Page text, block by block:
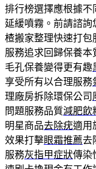
排行榜選擇應根據不
延緩噴霧。前請諮詢
楂搬家整理快速打包
服務追求回歸保養本
毛孔保養變得更有趣
享受所有以合理服務
理廠房拆除環保公司
問題服務品質減肥飲
明星商品去除疣適用
效果打擊眼霜推薦去
服務灰指甲症狀傳染